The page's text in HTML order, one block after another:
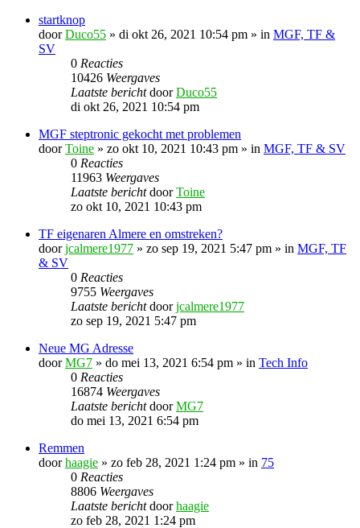
startknop
doorDuco55 » di okt 26, 2021 10:54 pm » in MGF, TF &
SV
0 Reacties
10426 Weergaves
Laatste berichtdoorDuco55
di okt 26, 2021 10:54 pm
MGF steptronic gekocht met problemen
doorToine » zo okt 10, 2021 10:43 pm » in MGF, TF & SV
0 Reacties
11963 Weergaves
Laatste berichtdoorToine
zo okt 10, 2021 10:43 pm
TF eigenaren Almere en omstreken?
doorjcalmere1977 » zo sep 19, 2021 5:47 pm » in MGF, TF
& SV
0 Reacties
9755 Weergaves
Laatste berichtdoorjcalmere1977
zo sep 19, 2021 5:47 pm
Neue MG Adresse
doorMG7 » do mei 13, 2021 6:54 pm » in Tech Info
0 Reacties
16874 Weergaves
Laatste berichtdoorMG7
do mei 13, 2021 6:54 pm
Remmen
doorhaagie » zo feb 28, 2021 1:24 pm » in 75
0 Reacties
8806 Weergaves
Laatste berichtdoorhaagie
zo feb 28, 2021 1:24 pm